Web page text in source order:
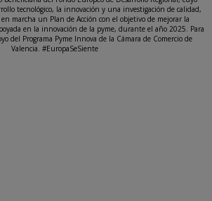
tecnológico, la innovación y una investigación de calidad,
marcha un Plan de Acción con el objetivo de mejorar la
en la innovación de la pyme, durante el año 2025. Para
del Programa Pyme Innova de la Cámara de Comercio de
Valencia. #EuropaSeSiente